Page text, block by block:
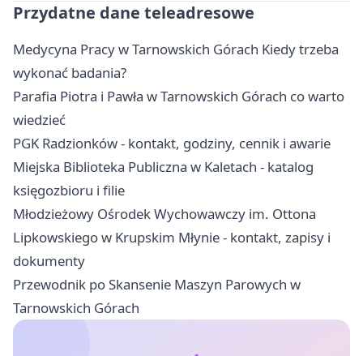
Przydatne dane teleadresowe
Medycyna Pracy w Tarnowskich Górach Kiedy trzeba
wykonać badania?
Parafia Piotra i Pawła w Tarnowskich Górach co warto
wiedzieć
PGK Radzionków - kontakt, godziny, cennik i awarie
Miejska Biblioteka Publiczna w Kaletach - katalog
księgozbioru i filie
Młodzieżowy Ośrodek Wychowawczy im. Ottona
Lipkowskiego w Krupskim Młynie - kontakt, zapisy i
dokumenty
Przewodnik po Skansenie Maszyn Parowych w
Tarnowskich Górach